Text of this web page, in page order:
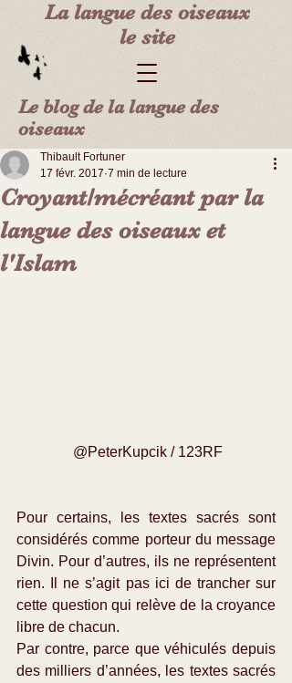
La langue des oiseaux
le site
Le blog de la langue des
oiseaux
Croyant/mécréant par la
langue des oiseaux et
l'Islam
Thibault Fortuner
17 févr. 2017 7 min de lecture
@PeterKupcik / 123RF
Pour certains, les textes sacrés sont
considérés comme porteur du message
Divin. Pour d’autres, ils ne représentent
rien. Il ne s’agit pas ici de trancher sur
cette question qui relève de la croyance
libre de chacun.
Par contre, parce que véhiculés depuis
des milliers d’années, les textes sacrés